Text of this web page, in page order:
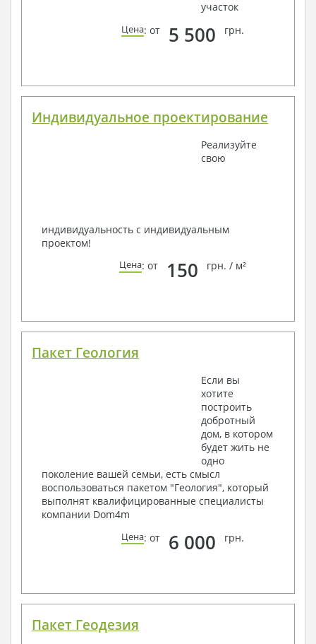
участок
Цена: от 5 500 грн.
Индивидуальное проектирование
Реализуйте
свою
индивидуальность с индивидуальным
проектом!
Цена: от 150 грн. / м²
Пакет Геология
Если вы
хотите
построить
добротный
дом, в котором
будет жить не
одно
поколение вашей семьи, есть смысл
воспользоваться пакетом "Геология", который
выполнят квалифицированные специалисты
компании Dom4m
Цена: от 6 000 грн.
Пакет Геодезия